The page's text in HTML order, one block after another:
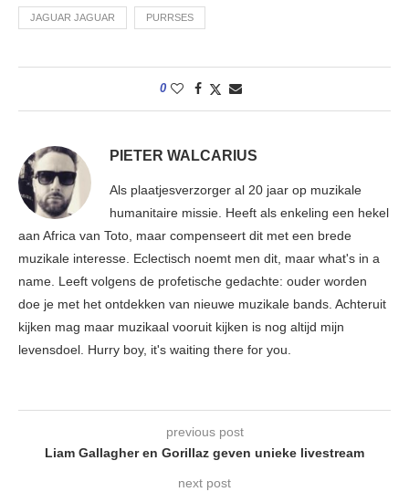
JAGUAR JAGUAR PURRSES
0
PIETER WALCARIUS
Als plaatjesverzorger al 20 jaar op muzikale
humanitaire missie. Heeft als enkeling een hekel
aan Africa van Toto, maar compenseert dit met een brede
muzikale interesse. Eclectisch noemt men dit, maar what's in a
name. Leeft volgens de profetische gedachte: ouder worden
doe je met het ontdekken van nieuwe muzikale bands. Achteruit
kijken mag maar muzikaal vooruit kijken is nog altijd mijn
levensdoel. Hurry boy, it's waiting there for you.
previous post
Liam Gallagher en Gorillaz geven unieke livestream
next post